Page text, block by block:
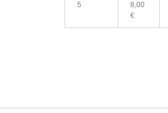
5
8,00
€